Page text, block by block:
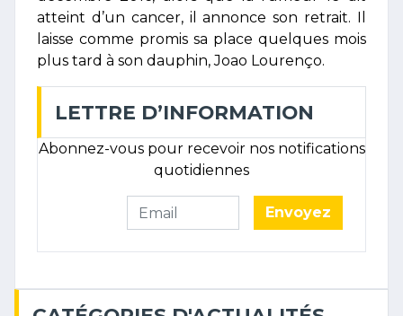
atteint d’un cancer, il annonce son retrait. Il
laisse comme promis sa place quelques mois
plus tard à son dauphin, Joao Lourenço.
LETTRE D’INFORMATION
Abonnez-vous pour recevoir nos notifications
quotidiennes
Envoyez